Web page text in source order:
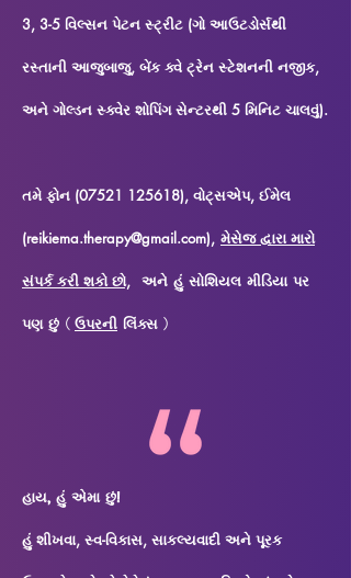
3, 3-5 વિલ્સન પેટન સ્ટ્રીટ (ગો આઉટડોર્સથી
રસ્તાની આજુબાજુ, બેંક ક્વે ટ્રેન સ્ટેશનની નજીક,
અને ગોલ્ડન સ્ક્વેર શોપિંગ સેન્ટરથી 5 મિનિટ ચાલવું).
તમે ફોન (07521 125618), વોટ્સએપ, ઈમેલ
(reikiema.therapy@gmail.com), મેસેજ દ્વારા મારો
સંપર્ક કરી શકો છો, અને હું સોશિયલ મીડિયા પર
પણ છું ( ઉપરની લિંક્સ )
હાય, હું એમા છું!
હું શીખવા, સ્વ-વિકાસ, સાકલ્યવાદી અને પૂરક